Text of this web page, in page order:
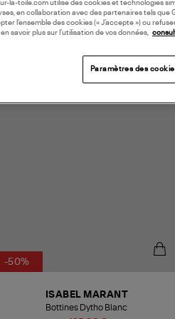
-50%
ISABEL MARANT
Bottines Dytho Blanc
la-toile.com utilise des cookies et technologies
en collaboration avec des partenaires tels que
l’ensemble des cookies (« J’accepte ») ou
en savoir plus sur l’utilisation de vos données,
Paramètres des